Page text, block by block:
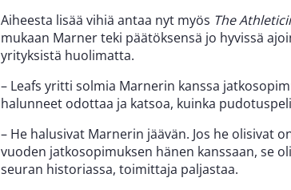
Aiheesta lisää vihiä antaa nyt myös The
mukaan Marner teki päätöksensä jo hyvissä
yrityksistä huolimatta.
– Leafs yritti solmia Marnerin kanssa
halunneet odottaa ja katsoa, kuinka
– He halusivat Marnerin jäävän. Jos he olisivat
vuoden jatkosopimuksen hänen kanssaan, se
seuran historiassa, toimittaja paljastaa.